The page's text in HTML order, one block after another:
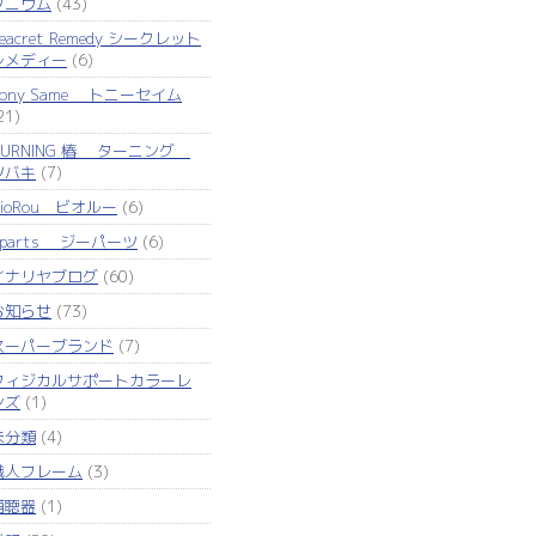
Remedy シークレット
メディー (6)
Same トニーセイム
椿 ターニング
バキ (7)
ビオルー (6)
ジーパーツ (6)
ナリヤブログ (60)
知らせ (73)
ーパーブランド (7)
ィジカルサポートカラーレ
ズ (1)
分類 (4)
人フレーム (3)
聴器 (1)